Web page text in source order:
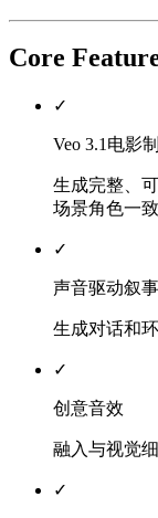
Core
✓
Veo 3.1电影
生成完整、
场景角色一
✓
声音驱动叙事
生成对话和
✓
创意音效
融入与视觉
✓